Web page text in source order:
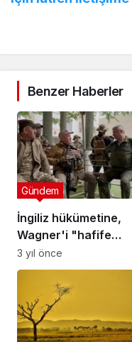
Benzer Haberler
İngiliz hükümetine,
Wagner'i "hafife
aldığı" eleştirisi
Gündem
3 yıl önce